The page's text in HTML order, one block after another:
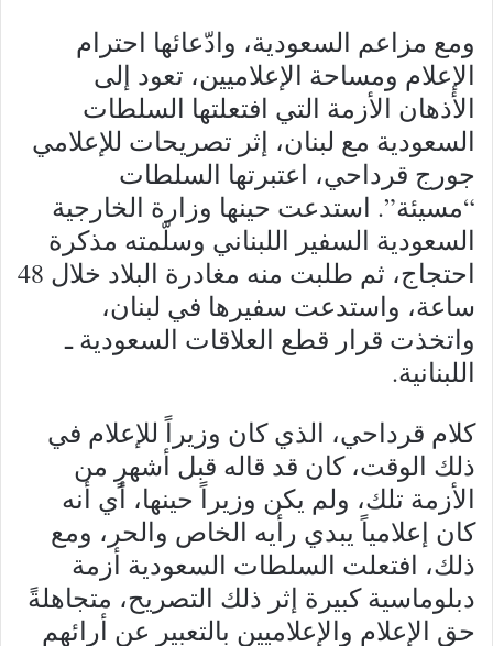
ومع مزاعم السعودية، وادّعائها احترام
الإعلام ومساحة الإعلاميين، تعود إلى
الأذهان الأزمة التي افتعلتها السلطات
السعودية مع لبنان، إثر تصريحات للإعلامي
جورج قرداحي، اعتبرتها السلطات
“مسيئة”. استدعت حينها وزارة الخارجية
السعودية السفير اللبناني وسلّمته مذكرة
احتجاج، ثم طلبت منه مغادرة البلاد خلال 48
ساعة، واستدعت سفيرها في لبنان،
واتخذت قرار قطع العلاقات السعودية ـ
اللبنانية.
كلام قرداحي، الذي كان وزيراً للإعلام في
ذلك الوقت، كان قد قاله قبل أشهرٍ من
الأزمة تلك، ولم يكن وزيراً حينها، أي أنه
كان إعلامياً يبدي رأيه الخاص والحر، ومع
ذلك، افتعلت السلطات السعودية أزمة
دبلوماسية كبيرة إثر ذلك التصريح، متجاهلةً
حق الإعلام والإعلاميين بالتعبير عن أرائهم